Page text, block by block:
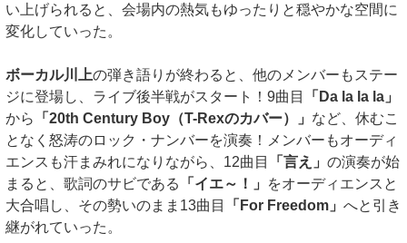
い上げられると、会場内の熱気もゆったりと穏やかな空間に
変化していった。
ボーカル川上の弾き語りが終わると、他のメンバーもステー
ジに登場し、ライブ後半戦がスタート！9曲目
「Da la la la」
から
「20th Century Boy（T-Rexのカバー）」 など、休むこ
となく怒涛のロック・ナンバーを演奏！メンバーもオーディ
エンスも汗まみれになりながら、12曲目
「言え」 の演奏が始
まると、歌詞のサビである
「イエ～！」
をオーディエンスと
大合唱し、その勢いのまま13曲目
「For Freedom」 へと引き
継がれていった。